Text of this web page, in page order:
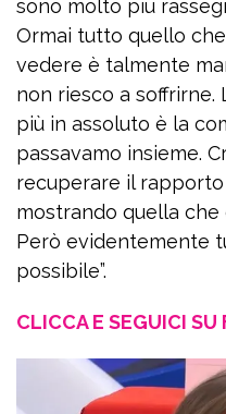
sono molto più
Ormai tutto quello
vedere è talmente
non riesco a soffrirne.
più in assoluto è la
passavamo insieme.
recuperare il
mostrando quella che
Però evidentemente
possibile”.
CLICCA E SEGUICI SU